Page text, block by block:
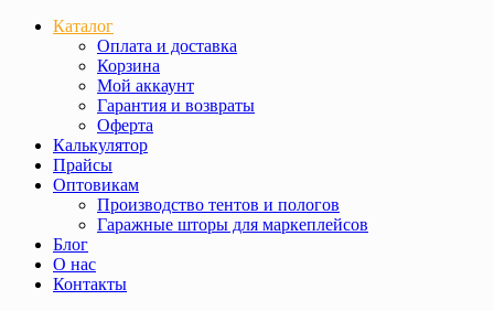
Каталог
Оплата и доставка
Корзина
Мой аккаунт
Гарантия и возвраты
Оферта
Калькулятор
Прайсы
Оптовикам
Производство тентов и пологов
Гаражные шторы для маркеплейсов
Блог
О нас
Контакты